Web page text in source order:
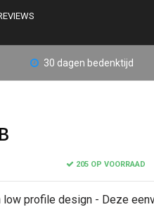
30 dagen bedenktijd
205 OP VOORRAAD
low profile design - Deze